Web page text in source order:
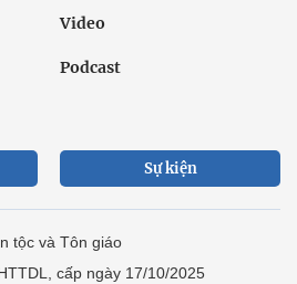
Video
Podcast
Sự kiện
tộc và Tôn giáo
cấp ngày 17/10/2025